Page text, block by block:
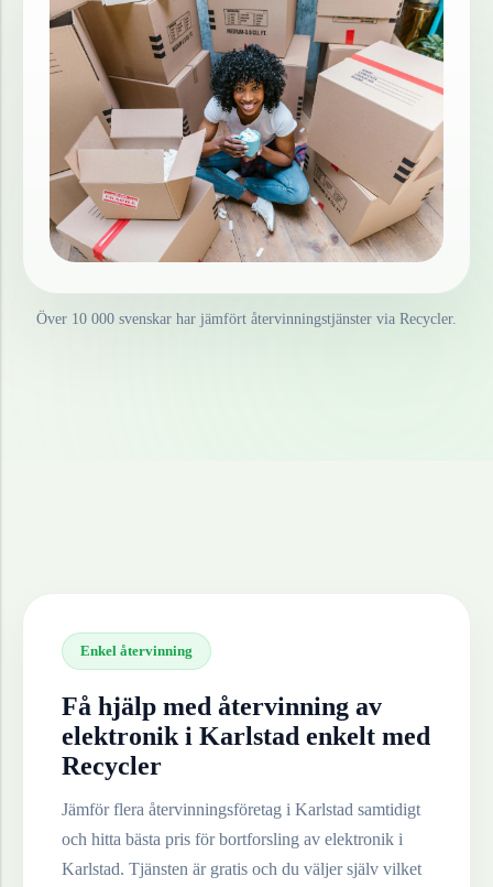
Över 10 000 svenskar har jämfört återvinningstjänster via Recycler.
Enkel återvinning
Få hjälp med återvinning av
elektronik i Karlstad enkelt med
Recycler
Jämför flera återvinningsföretag i Karlstad samtidigt
och hitta bästa pris för bortforsling av elektronik i
Karlstad. Tjänsten är gratis och du väljer själv vilket